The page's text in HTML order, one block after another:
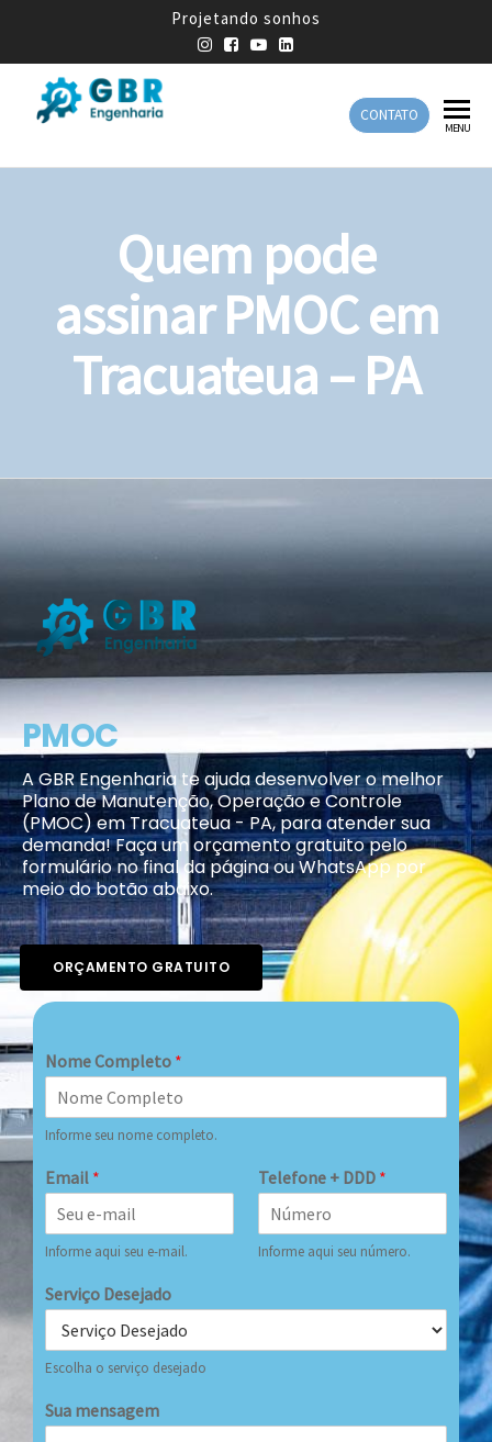
Projetando sonhos
Engenharia
Engenharia
CONTATO
MENU
Quem pode
assinar PMOC em
Tracuateua – PA
PMOC
A GBR Engenharia te ajuda desenvolver o melhor
Plano de Manutenção, Operação e Controle
(PMOC) em Tracuateua - PA, para atender sua
demanda! Faça um orçamento gratuito pelo
formulário no final da página ou WhatsApp por
meio do botão abaixo.
ORÇAMENTO GRATUITO
Nome Completo *
Informe seu nome completo.
Email *
Informe aqui seu e-mail.
Telefone + DDD *
Informe aqui seu número.
Serviço Desejado
Escolha o serviço desejado
Sua mensagem